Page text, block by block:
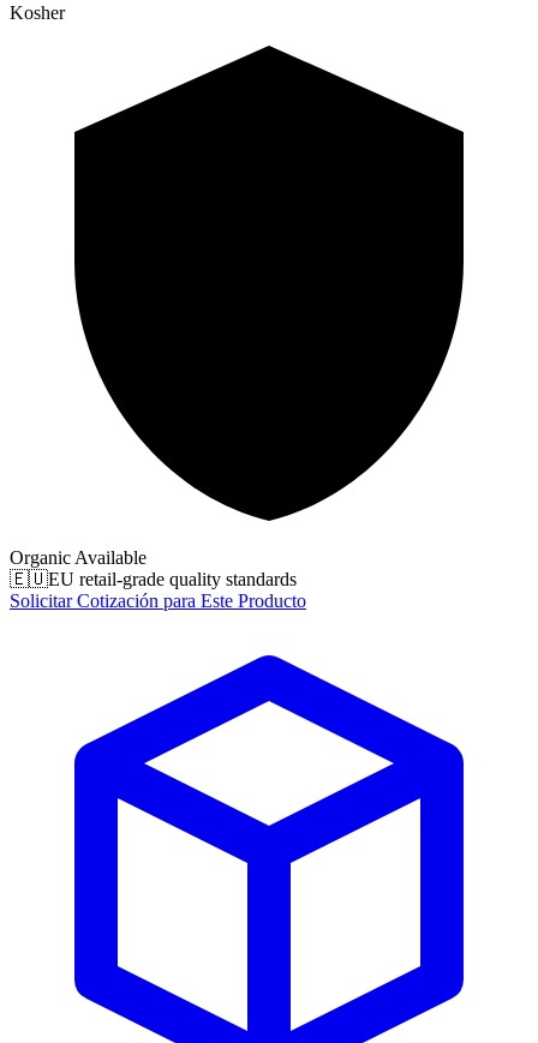
Kosher
Organic Available
🇪🇺EU retail-grade quality standards
Solicitar Cotización para Este Producto